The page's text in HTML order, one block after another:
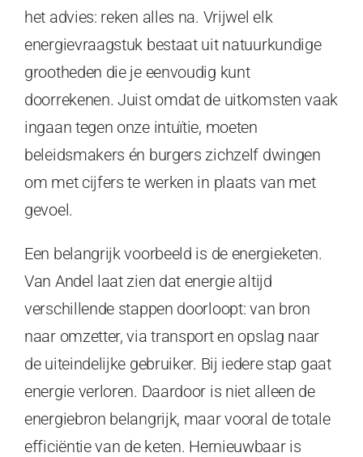
het advies: reken alles na. Vrijwel elk
energievraagstuk bestaat uit natuurkundige
grootheden die je eenvoudig kunt
doorrekenen. Juist omdat de uitkomsten vaak
ingaan tegen onze intuïtie, moeten
beleidsmakers én burgers zichzelf dwingen
om met cijfers te werken in plaats van met
gevoel.
Een belangrijk voorbeeld is de energieketen.
Van Andel laat zien dat energie altijd
verschillende stappen doorloopt: van bron
naar omzetter, via transport en opslag naar
de uiteindelijke gebruiker. Bij iedere stap gaat
energie verloren. Daardoor is niet alleen de
energiebron belangrijk, maar vooral de totale
efficiëntie van de keten. Hernieuwbaar is